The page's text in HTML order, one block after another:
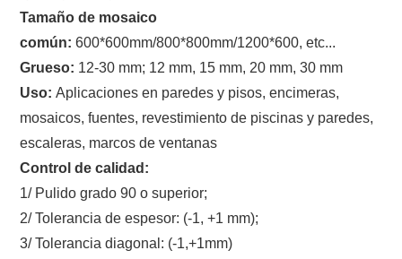
Tamaño de mosaico
común:600*600mm/800*800mm/1200*600, etc...
Grueso: 12-30 mm; 12 mm, 15 mm, 20 mm, 30 mm
Uso:Aplicaciones en paredes y pisos, encimeras,
mosaicos, fuentes, revestimiento de piscinas y paredes,
escaleras, marcos de ventanas
Control de calidad:
1/ Pulido grado 90 o superior;
2/ Tolerancia de espesor: (-1, +1 mm);
3/ Tolerancia diagonal: (-1,+1mm)